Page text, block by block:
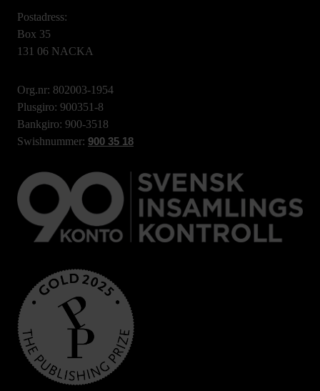
Postadress:
Box 35
131 06 NACKA
Org.nr: 802003-1954
Plusgiro: 900351-8
Bankgiro: 900-3518
Swishnummer: 900 35 18